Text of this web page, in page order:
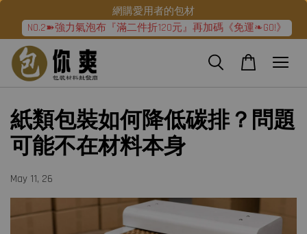
網購愛用者的包材
NO.2➽強力氣泡布『滿二件折120元』再加碼《免運❧GO!》
紙類包裝如何降低碳排？問題
可能不在材料本身
May 11, 26